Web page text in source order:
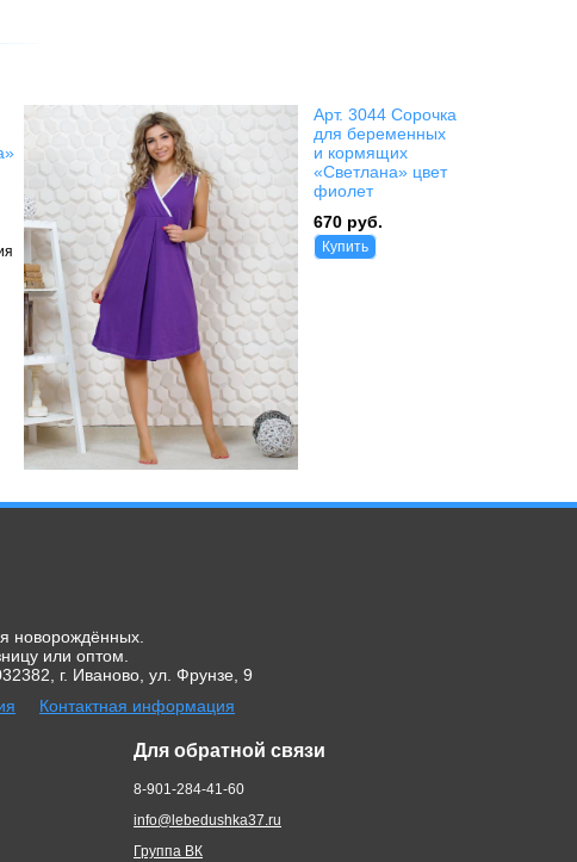
Арт. 3044 Сорочка
для беременных
и кормящих
«Светлана» цвет
фиолет
670 руб.
Купить
новорождённых.
или оптом.
г. Иваново, ул. Фрунзе, 9
Контактная информация
Для обратной связи
8-901-284-41-60
info@lebedushka37.ru
Группа ВК